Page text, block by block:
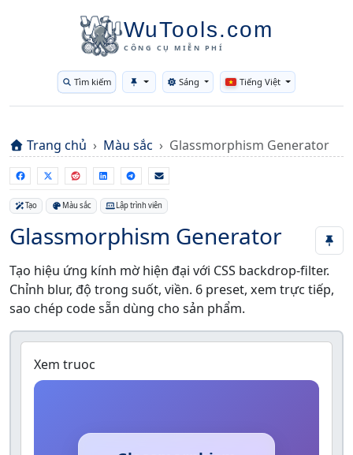
WuTools.com
CÔNG CỤ MIỄN PHÍ
Tìm kiếm Toggle theme
Sáng Tiếng Việt
Trang chủ Màu sắc Glassmorphism Generator
Tạo Màu sắc Lập trình viên
Glassmorphism Generator
Tạo hiệu ứng kính mờ hiện đại với CSS backdrop-filter.
Chỉnh blur, độ trong suốt, viền. 6 preset, xem trực tiếp,
sao chép code sẵn dùng cho sản phẩm.
Xem truoc